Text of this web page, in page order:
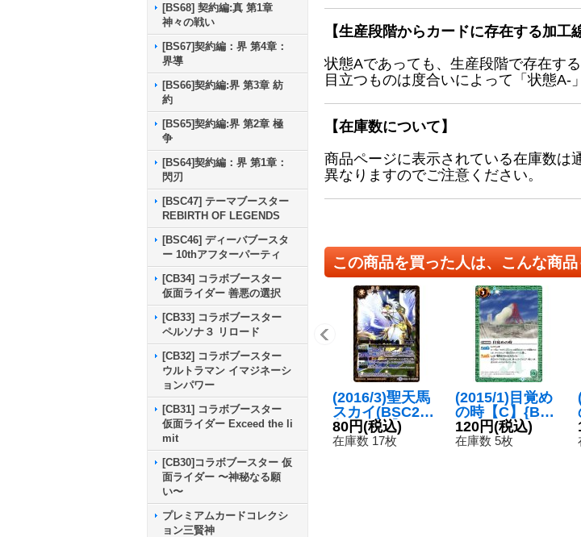
[BS68] 契約編:真 第1章
神々の戦い
[BS67]契約編：界 第4章：
界導
[BS66]契約編:界 第3章 紡
約
[BS65]契約編:界 第2章 極
争
[BS64]契約編：界 第1章：
閃刃
[BSC47] テーマブースター
REBIRTH OF LEGENDS
[BSC46] ディーバブースタ
ー 10thアフターパーティ
[CB34] コラボブースター
仮面ライダー 善悪の選択
[CB33] コラボブースター
ペルソナ３ リロード
[CB32] コラボブースター
ウルトラマン イマジネーシ
ョンパワー
[CB31] コラボブースター
仮面ライダー Exceed the li
mit
[CB30]コラボブースター 仮
面ライダー 〜神秘なる願
い〜
プレミアムカードコレクシ
ョン三賢神
【生産段階からカードに存在する加工
状態Aであっても、生産段階で存在す
目立つものは度合いによって「状態A-
【在庫数について】
商品ページに表示されている在庫数は
異なりますのでご注意ください。
この商品を買った人は、こんな商
(2016/3)聖天馬
スカイ(BSC27
収録)【U】{BS
26-050}《黄》
80円(税込)
在庫数 17枚
(2015/1)目覚め
の時【C】{BSC
19-042}《緑》
120円(税込)
在庫数 5枚